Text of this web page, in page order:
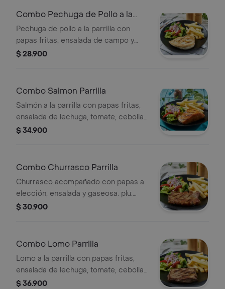
Combo Pechuga de Pollo a la
Parrilla
Pechuga de pollo a la parrilla con
papas fritas, ensalada de campo y
gaseosa.
$ 28.900
Combo Salmon Parrilla
Salmón a la parrilla con papas fritas,
ensalada de lechuga, tomate, cebolla
y aguacate, acompañado de gaseosa.
$ 34.900
Combo Churrasco Parrilla
Churrasco acompañado con papas a
elección, ensalada y gaseosa. plu:
3511309.
$ 30.900
Combo Lomo Parrilla
Lomo a la parrilla con papas fritas,
ensalada de lechuga, tomate, cebolla
y aguacate, acompañado de gaseosa.
$ 36.900